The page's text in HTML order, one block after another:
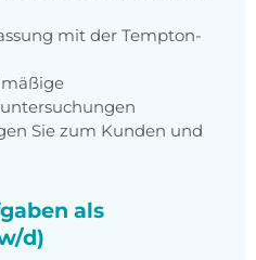
mit der Tempton-
Sie zum Kunden und
als
d)